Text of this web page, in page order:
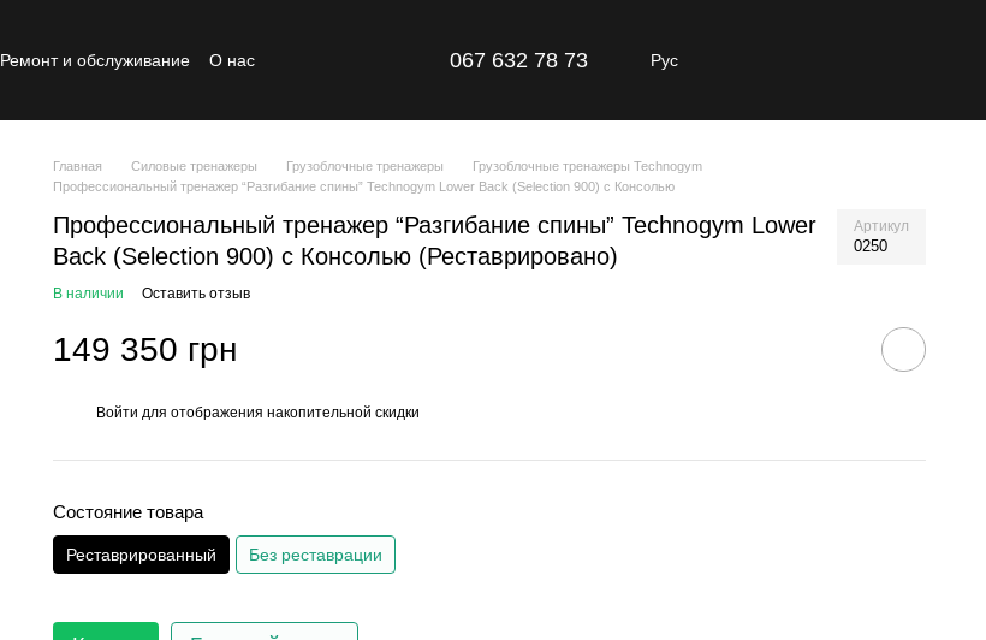
Ремонт и обслуживание
О нас
067 632 78 73 Рус
Главная Силовые тренажеры Грузоблочные тренажеры
Грузоблочные тренажеры Technogym
Профессиональный тренажер “Разгибание спины” Technogym Lower Back (Selection 900) с Консолью
Профессиональный тренажер “Разгибание спины” Technogym Lower
Back (Selection 900) с Консолью (Реставрировано)
Артикул
0250
В наличии Оставить отзыв
149 350 грн
Войти для отображения накопительной скидки
Состояние товара
Реставрированный Без реставрации